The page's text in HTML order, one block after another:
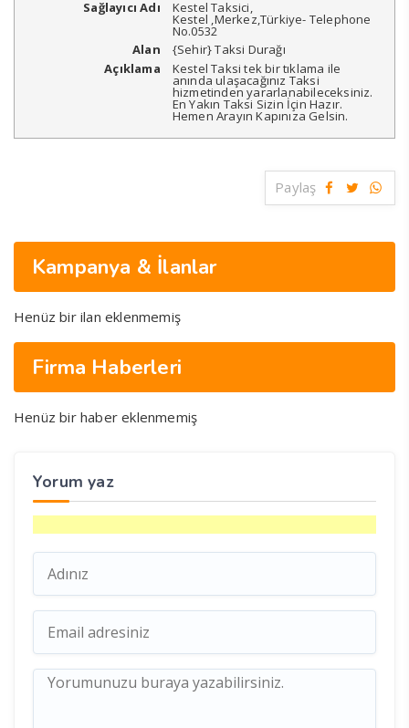
Sağlayıcı Adı Kestel Taksici,
Kestel ,Merkez,Türkiye- Telephone
No.0532
Alan
{Sehir} Taksi Durağı
Açıklama
Kestel Taksi tek bir tıklama ile
anında ulaşacağınız Taksi
hizmetinden yararlanabileceksiniz.
En Yakın Taksi Sizin İçin Hazır.
Hemen Arayın Kapınıza Gelsin.
Paylaş
Kampanya & İlanlar
Henüz bir ilan eklenmemiş
Firma Haberleri
Henüz bir haber eklenmemiş
Yorum yaz